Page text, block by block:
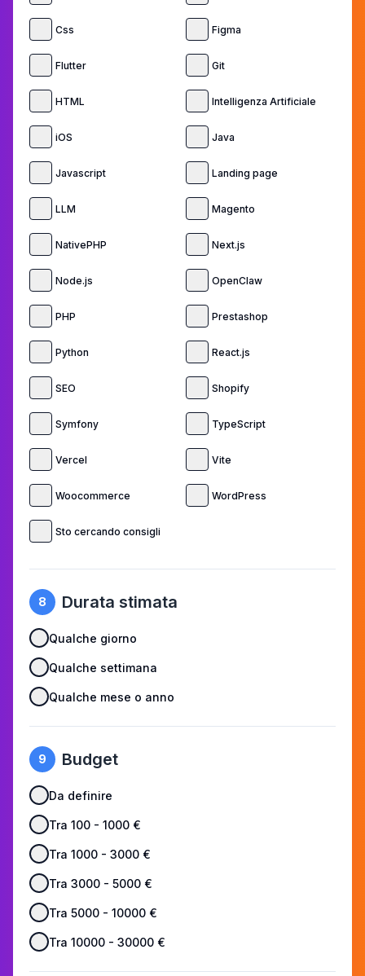
Css Figma
Flutter Git
HTML Intelligenza Artificiale
iOS Java
Javascript Landing page
LLM Magento
NativePHP Next.js
Node.js OpenClaw
PHP Prestashop
Python React.js
SEO Shopify
Symfony TypeScript
Vercel Vite
Woocommerce WordPress
Sto cercando consigli
8 Durata stimata
Qualche giorno
Qualche settimana
Qualche mese o anno
9 Budget
Da definire
Tra 100 - 1000 €
Tra 1000 - 3000 €
Tra 3000 - 5000 €
Tra 5000 - 10000 €
Tra 10000 - 30000 €